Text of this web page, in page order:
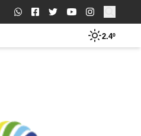
Buscar:
2.4º